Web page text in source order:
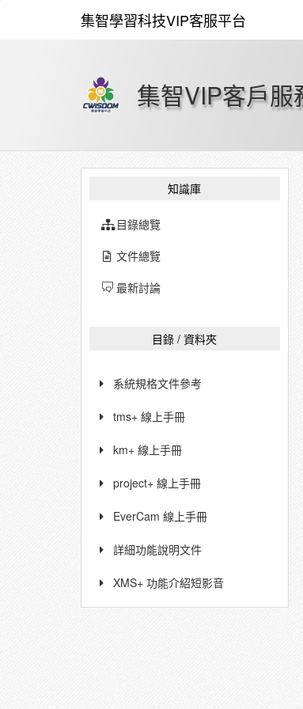
集智學習科技VIP客服平台
集智VIP客戶服
知識庫
目錄總覽
文件總覽
最新討論
目錄 / 資料夾
系統規格文件參考
tms+ 線上手冊
km+ 線上手冊
project+ 線上手冊
EverCam 線上手冊
詳細功能說明文件
XMS+ 功能介紹短影音